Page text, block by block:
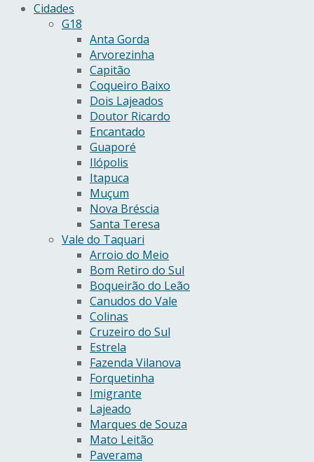
Cidades
G18
Anta Gorda
Arvorezinha
Capitão
Coqueiro Baixo
Dois Lajeados
Doutor Ricardo
Encantado
Guaporé
Ilópolis
Itapuca
Muçum
Nova Bréscia
Santa Teresa
Vale do Taquari
Arroio do Meio
Bom Retiro do Sul
Boqueirão do Leão
Canudos do Vale
Colinas
Cruzeiro do Sul
Estrela
Fazenda Vilanova
Forquetinha
Imigrante
Lajeado
Marques de Souza
Mato Leitão
Paverama